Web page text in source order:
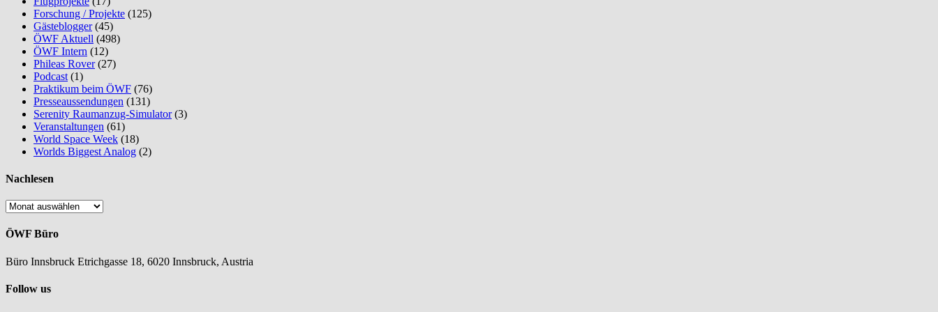
Forschung / Projekte (125)
Gästeblogger(45)
ÖWF Aktuell (498)
ÖWF Intern (12)
Phileas Rover(27)
Podcast (1)
Praktikum beim ÖWF (76)
Presseaussendungen (131)
Serenity Raumanzug-Simulator(3)
Veranstaltungen (61)
World Space Week (18)
Worlds Biggest Analog (2)
Nachlesen
Nachlesen
ÖWF Büro
Büro Innsbruck Etrichgasse 18, 6020 Innsbruck, Austria
Follow us